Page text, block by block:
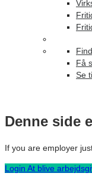
Få
Se
Denne side
If you are employer
Login At blive